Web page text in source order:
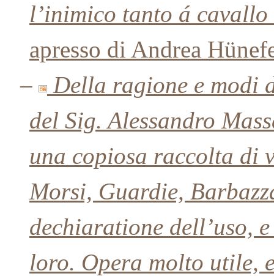
l’inimico tanto á cavallo
apresso di Andrea
–
Della ragione e modi
del Sig. Alessandro
una copiosa raccolta di
Morsi, Guardie,
dechiaratione dell’uso,
loro. Opera molto utile,